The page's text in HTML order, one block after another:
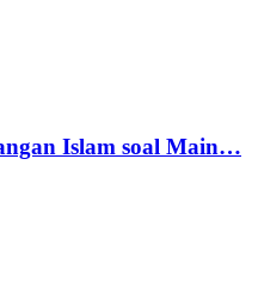
Islam soal Main…